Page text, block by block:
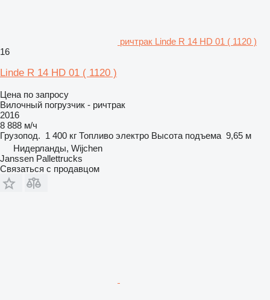
ричтрак Linde R 14 HD 01 ( 1120 )
16
Linde R 14 HD 01 ( 1120 )
Цена по запросу
Вилочный погрузчик - ричтрак
2016
8 888 м/ч
Грузопод. 1 400 кг Топливо электро Высота подъема 9,65 м
Нидерланды, Wijchen
Janssen Pallettrucks
Связаться с продавцом